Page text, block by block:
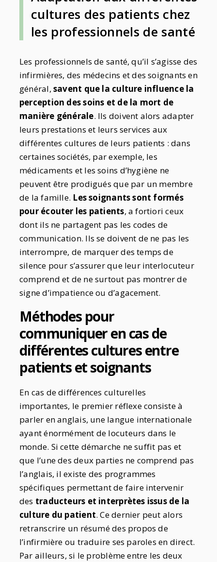
cultures des patients chez
les professionnels de santé
Les professionnels de santé, qu’il s’agisse des
infirmières, des médecins et des soignants en
général, savent que la culture influence la
perception des soins et de la mort de
manière générale. Ils doivent alors adapter
leurs prestations et leurs services aux
différentes cultures de leurs patients : dans
certaines sociétés, par exemple, les
médicaments et les soins d’hygiène ne
peuvent être prodigués que par un membre
de la famille. Les soignants sont formés
pour écouter les patients, a fortiori ceux
dont ils ne partagent pas les codes de
communication. Ils se doivent de ne pas les
interrompre, de marquer des temps de
silence pour s’assurer que leur interlocuteur
comprend et de ne surtout pas montrer de
signe d’impatience ou d’agacement.
Méthodes pour
communiquer en cas de
différentes cultures entre
patients et soignants
En cas de différences culturelles
importantes, le premier réflexe consiste à
parler en anglais, une langue internationale
ayant énormément de locuteurs dans le
monde. Si cette démarche ne suffit pas et
que l’une des deux parties ne comprend pas
l’anglais, il existe des programmes
spécifiques permettant de faire intervenir
des traducteurs et interprètes issus de la
culture du patient. Ce dernier peut alors
retranscrire un résumé des propos de
l’infirmière ou traduire ses paroles en direct.
Par ailleurs, si le problème entre les deux